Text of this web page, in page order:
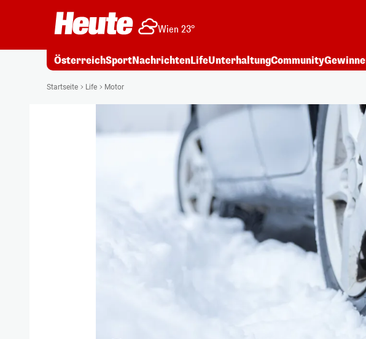
Wien 23°
ÖsterreichSportNachrichtenLifeUnterhaltungCommunity
Startseite Life Motor